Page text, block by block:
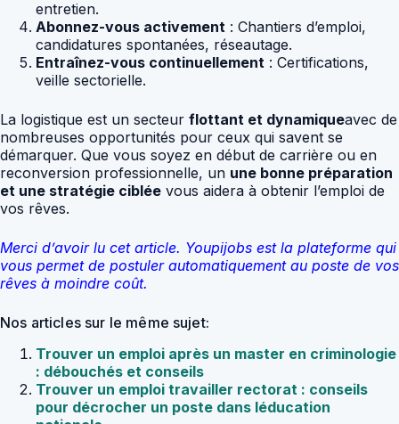
entretien.
Abonnez-vous activement : Chantiers d’emploi,
candidatures spontanées, réseautage.
Entraînez-vous continuellement : Certifications,
veille sectorielle.
La logistique est un secteur flottant et dynamiqueavec de
nombreuses opportunités pour ceux qui savent se
démarquer. Que vous soyez en début de carrière ou en
reconversion professionnelle, un une bonne préparation
et une stratégie ciblée vous aidera à obtenir l’emploi de
vos rêves.
Merci d’avoir lu cet article. Youpijobs est la plateforme qui
vous permet de postuler automatiquement au poste de vos
rêves à moindre coût.
Nos articles sur le même sujet:
Trouver un emploi après un master en criminologie
: débouchés et conseils
Trouver un emploi travailler rectorat : conseils
pour décrocher un poste dans léducation